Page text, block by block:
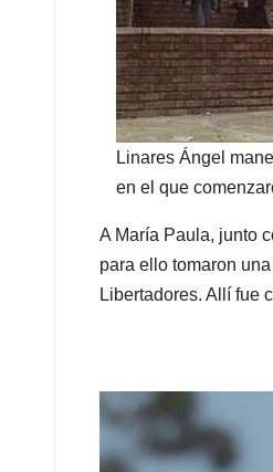
Linares Ángel
en el que
A María Paula, junto
para ello tomaron
Libertadores. Allí fue